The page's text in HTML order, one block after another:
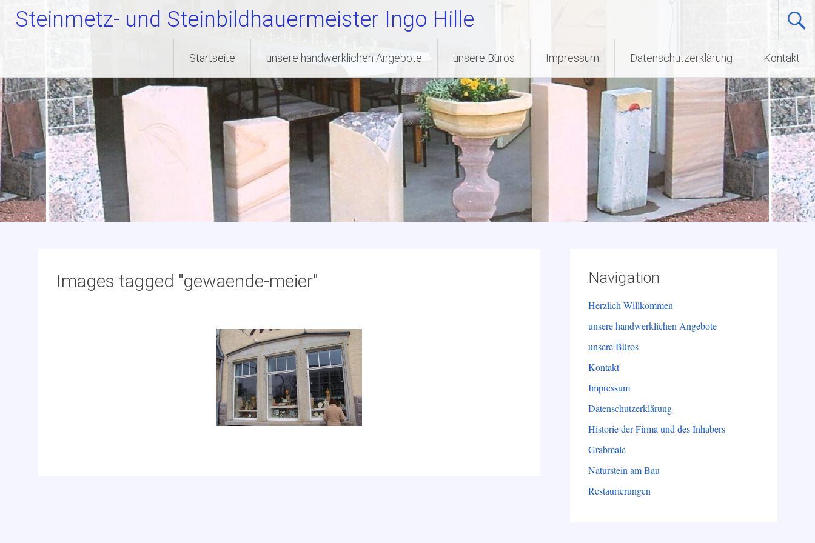
Steinmetz- und Steinbildhauermeister Ingo Hille
Inhalt
springen
Startseite unsere handwerklichen Angebote unsere Büros Impressum Datenschutzerklärung Kontakt
Images tagged "gewaende-meier" Navigation
Herzlich Willkommen
unsere handwerklichen Angebote
unsere Büros
Kontakt
Impressum
Datenschutzerklärung
Historie der Firma und des Inhabers
Grabmale
Naturstein am Bau
Restaurierungen